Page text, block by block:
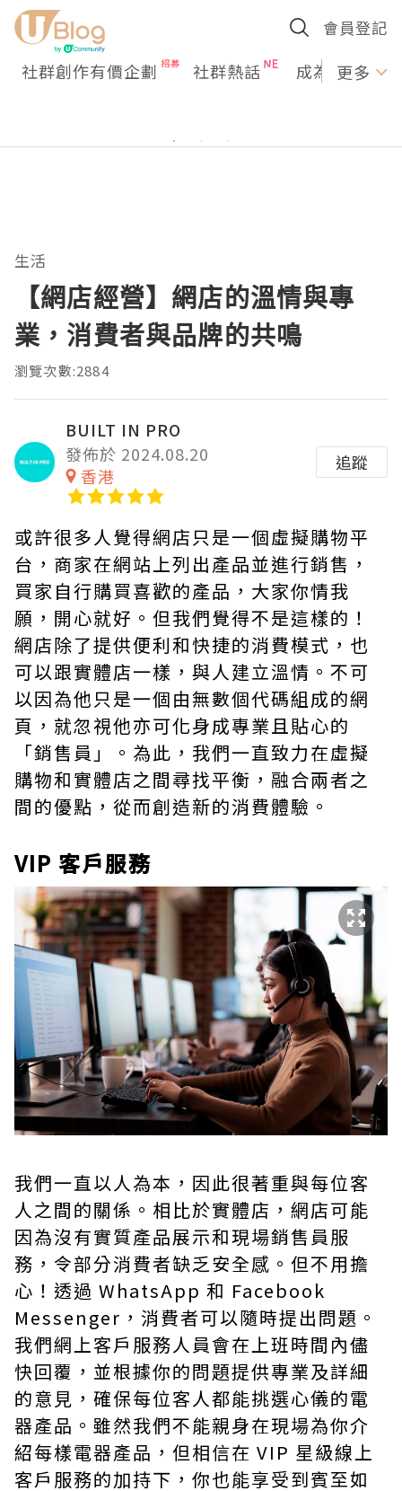
會員登記
社群創作有價企劃 社群熱話 成為U更多
生活
【網店經營】網店的溫情與專
業，消費者與品牌的共鳴
瀏覽次數:2884
BUILT IN PRO
發佈於 2024.08.20
香港
追蹤
或許很多人覺得網店只是一個虛擬購物平
台，商家在網站上列出產品並進行銷售，
買家自行購買喜歡的產品，大家你情我
願，開心就好。但我們覺得不是這樣的！
網店除了提供便利和快捷的消費模式，也
可以跟實體店一樣，與人建立溫情。不可
以因為他只是一個由無數個代碼組成的網
頁，就忽視他亦可化身成專業且貼心的
「銷售員」。為此，我們一直致力在虛擬
購物和實體店之間尋找平衡，融合兩者之
間的優點，從而創造新的消費體驗。
VIP 客戶服務
我們一直以人為本，因此很著重與每位客
人之間的關係。相比於實體店，網店可能
因為沒有實質產品展示和現場銷售員服
務，令部分消費者缺乏安全感。但不用擔
心！透過 WhatsApp 和 Facebook
Messenger，消費者可以隨時提出問題。
我們網上客戶服務人員會在上班時間內儘
快回覆，並根據你的問題提供專業及詳細
的意見，確保每位客人都能挑選心儀的電
器產品。雖然我們不能親身在現場為你介
紹每樣電器產品，但相信在 VIP 星級線上
客戶服務的加持下，你也能享受到賓至如